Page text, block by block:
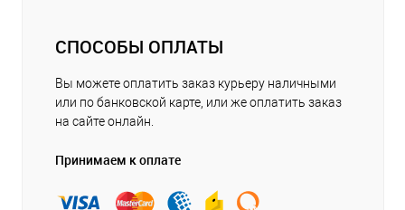
СПОСОБЫ ОПЛАТЫ
Вы можете оплатить заказ курьеру наличными
или по банковской карте, или же оплатить заказ
на сайте онлайн.
Принимаем к оплате